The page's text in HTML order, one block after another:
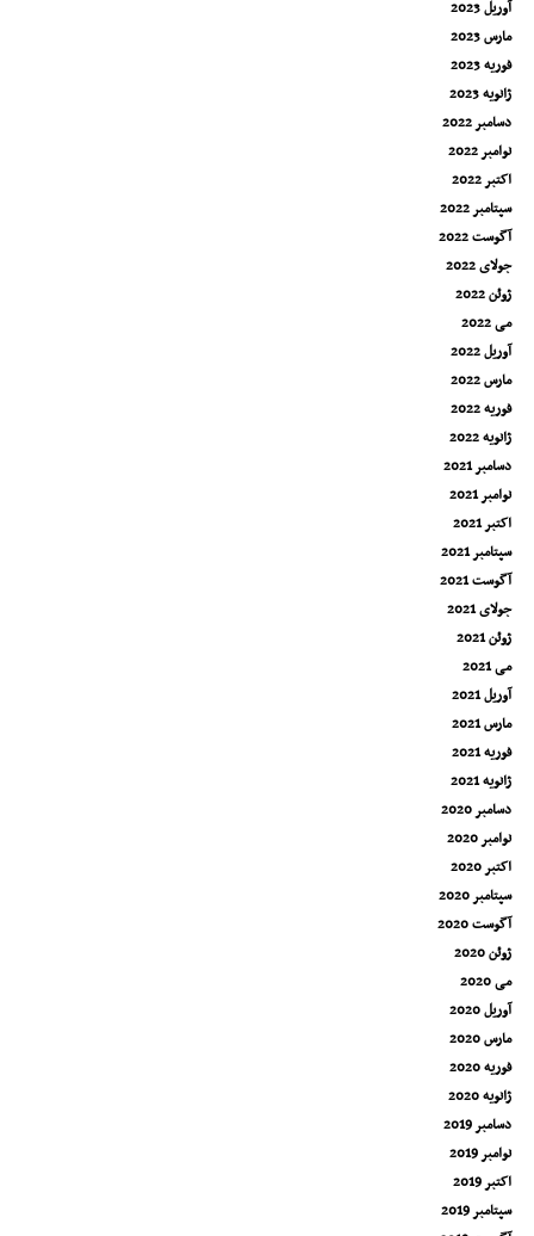
آوریل 2023
مارس 2023
فوریه 2023
ژانویه 2023
دسامبر 2022
نوامبر 2022
اکتبر 2022
سپتامبر 2022
آگوست 2022
جولای 2022
ژوئن 2022
می 2022
آوریل 2022
مارس 2022
فوریه 2022
ژانویه 2022
دسامبر 2021
نوامبر 2021
اکتبر 2021
سپتامبر 2021
آگوست 2021
جولای 2021
ژوئن 2021
می 2021
آوریل 2021
مارس 2021
فوریه 2021
ژانویه 2021
دسامبر 2020
نوامبر 2020
اکتبر 2020
سپتامبر 2020
آگوست 2020
ژوئن 2020
می 2020
آوریل 2020
مارس 2020
فوریه 2020
ژانویه 2020
دسامبر 2019
نوامبر 2019
اکتبر 2019
سپتامبر 2019